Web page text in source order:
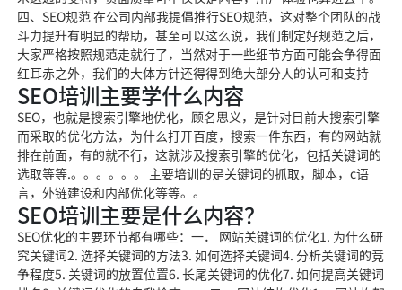
四、SEO规范 在公司内部我提倡推行SEO规范，这对整个团队的战
斗力提升有明显的帮助，甚至可以这么说，我们制定好规范之后，
大家严格按照规范走就行了，当然对于一些细节方面可能会争得面
红耳赤之外，我们的大体方针还得得到绝大部分人的认可和支持
SEO培训主要学什么内容
SEO，也就是搜索引擎地优化，顾名思义，是针对目前大搜索引擎
而采取的优化方法，为什么打开百度，搜索一件东西，有的网站就
排在前面，有的就不行，这就涉及搜索引擎的优化，包括关键词的
选取等等.。。。。。。 主要培训的是关键词的抓取，脚本，c语
言，外链建设和内部优化等等。。
SEO培训主要是什么内容？
SEO优化的主要环节都有哪些：一． 网站关键词的优化1. 为什么研
究关键词2. 选择关键词的方法3. 如何选择关键词4. 分析关键词的竞
争程度5. 关键词的放置位置6. 长尾关键词的优化7. 如何提高关键词